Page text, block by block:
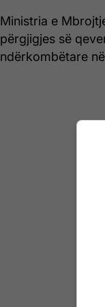
Ministria e
përgjigjes së
ndërkombëtare